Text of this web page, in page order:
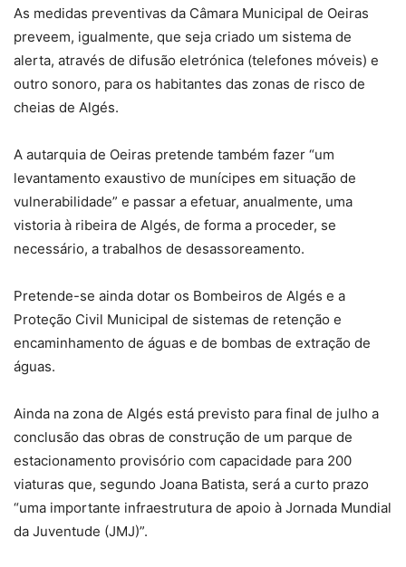
As medidas preventivas da Câmara Municipal de Oeiras
preveem, igualmente, que seja criado um sistema de
alerta, através de difusão eletrónica (telefones móveis) e
outro sonoro, para os habitantes das zonas de risco de
cheias de Algés.
A autarquia de Oeiras pretende também fazer “um
levantamento exaustivo de munícipes em situação de
vulnerabilidade” e passar a efetuar, anualmente, uma
vistoria à ribeira de Algés, de forma a proceder, se
necessário, a trabalhos de desassoreamento.
Pretende-se ainda dotar os Bombeiros de Algés e a
Proteção Civil Municipal de sistemas de retenção e
encaminhamento de águas e de bombas de extração de
águas.
Ainda na zona de Algés está previsto para final de julho a
conclusão das obras de construção de um parque de
estacionamento provisório com capacidade para 200
viaturas que, segundo Joana Batista, será a curto prazo
“uma importante infraestrutura de apoio à Jornada Mundial
da Juventude (JMJ)”.